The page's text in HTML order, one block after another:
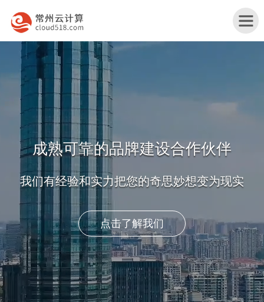
埠
服
务
蚌
解
决
方
站
改
版
服
务
案
于
我
们
联
系
我
您想不到的我们也将帮助去实现
创业初期,独创以服务为驱动的互联网公司,至今从
未改变
获取报价及方案